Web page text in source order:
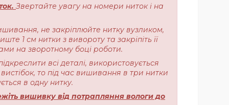
Звертайте увагу на номери ниток і на
не закріплюйте нитку вузликом,
1 см нитки з вивороту та закріпіть її
на зворотному боці роботи.
всі деталі, використовується
то під час вишивання в три нитки
в одну нитку.
вишивку від потрапляння вологи до